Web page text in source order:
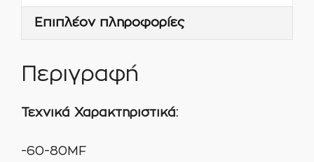
SKL
Επιπλέον πληροφορίες
Περιγραφή
Τεχνικά Χαρακτηριστικά:
-60-80ΜF